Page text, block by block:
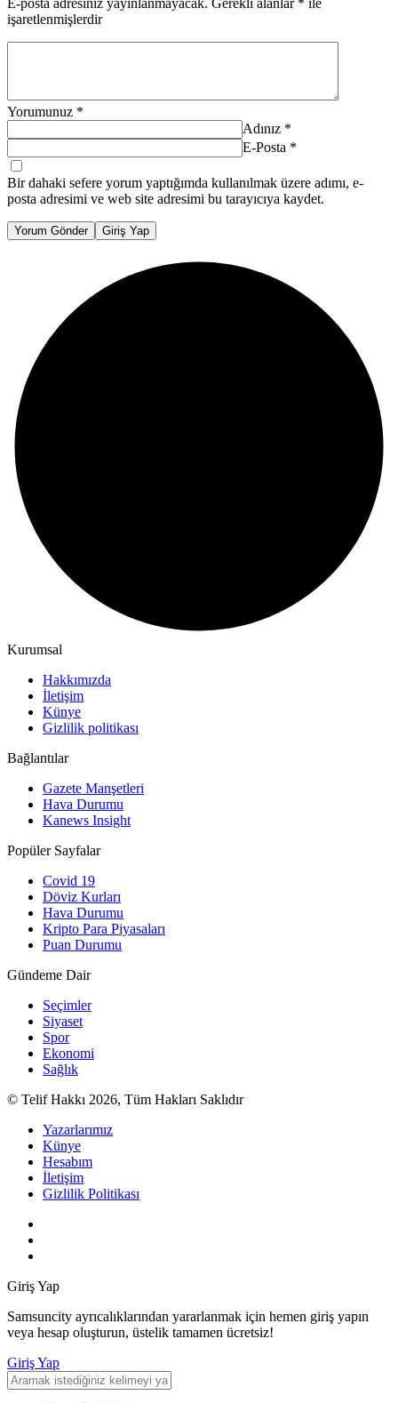
E-posta adresiniz yayınlanmayacak. Gerekli alanlar * ile
işaretlenmişlerdir
Yorumunuz *
Adınız *
E-Posta *
Bir dahaki sefere yorum yaptığımda kullanılmak üzere adımı, e-
posta adresimi ve web site adresimi bu tarayıcıya kaydet.
Yorum Gönder Giriş Yap
Kurumsal
Hakkımızda
İletişim
Künye
Gizlilik politikası
Bağlantılar
Gazete Manşetleri
Hava Durumu
Kanews Insight
Popüler Sayfalar
Covid 19
Döviz Kurları
Hava Durumu
Kripto Para Piyasaları
Puan Durumu
Gündeme Dair
Seçimler
Siyaset
Spor
Ekonomi
Sağlık
© Telif Hakkı 2026, Tüm Hakları Saklıdır
Yazarlarımız
Künye
Hesabım
İletişim
Gizlilik Politikası
Giriş Yap
Samsuncity ayrıcalıklarından yararlanmak için hemen giriş yapın
veya hesap oluşturun, üstelik tamamen ücretsiz!
Giriş Yap